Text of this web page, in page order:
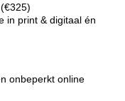
(€325)
in print & digitaal én
onbeperkt online